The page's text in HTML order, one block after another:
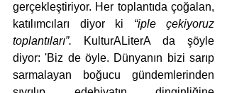
gerçekleştiriyor. Her toplantıda çoğalan,
katılımcıları diyor ki “iple çekiyoruz
toplantıları”. KulturALiterA da şöyle
diyor: 'Biz de öyle. Dünyanın bizi sarıp
sarmalayan boğucu gündemlerinden